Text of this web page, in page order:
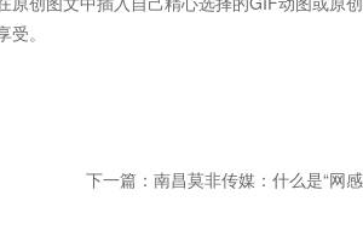
。
下一篇：南昌莫非传媒：什么是“网